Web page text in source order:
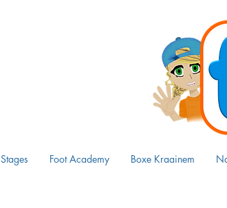
Stages Foot Academy Boxe Kraainem